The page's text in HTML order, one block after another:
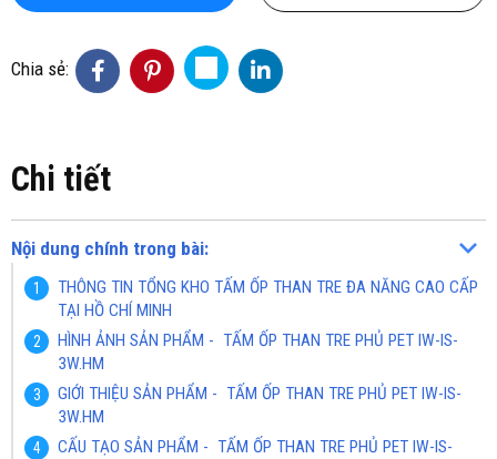
Chia sẻ:
Chi tiết
Nội dung chính trong bài:
THÔNG TIN TỔNG KHO TẤM ỐP THAN TRE ĐA NĂNG CAO CẤP
TẠI HỒ CHÍ MINH
HÌNH ẢNH SẢN PHẨM - TẤM ỐP THAN TRE PHỦ PET IW-IS-
3W.HM
GIỚI THIỆU SẢN PHẨM - TẤM ỐP THAN TRE PHỦ PET IW-IS-
3W.HM
CẤU TẠO SẢN PHẨM - TẤM ỐP THAN TRE PHỦ PET IW-IS-